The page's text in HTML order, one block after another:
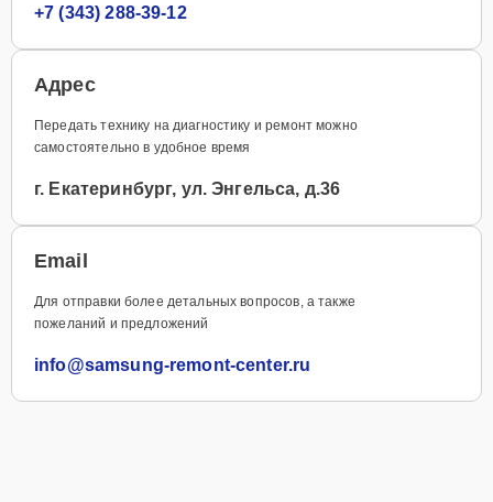
+7 (343) 288-39-12
Адрес
Передать технику на диагностику и ремонт можно
самостоятельно в удобное время
г. Екатеринбург, ул. Энгельса, д.36
Email
Для отправки более детальных вопросов, а также
пожеланий и предложений
info@samsung-remont-center.ru